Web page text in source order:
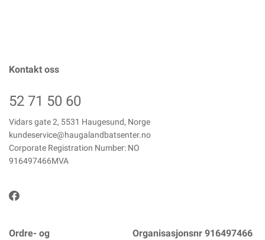
Kontakt oss
52 71 50 60
Vidars gate 2, 5531 Haugesund, Norge
kundeservice@haugalandbatsenter.no
Corporate Registration Number: NO
916497466MVA
Ordre- og
Organisasjonsnr 916497466